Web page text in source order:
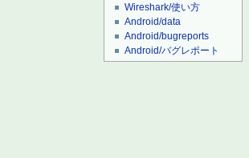
Wireshark/使い方
Android/data
Android/bugreports
Android/バグレポート